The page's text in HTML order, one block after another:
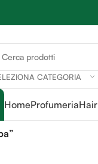
CATEGORIA
HomeProfumeria